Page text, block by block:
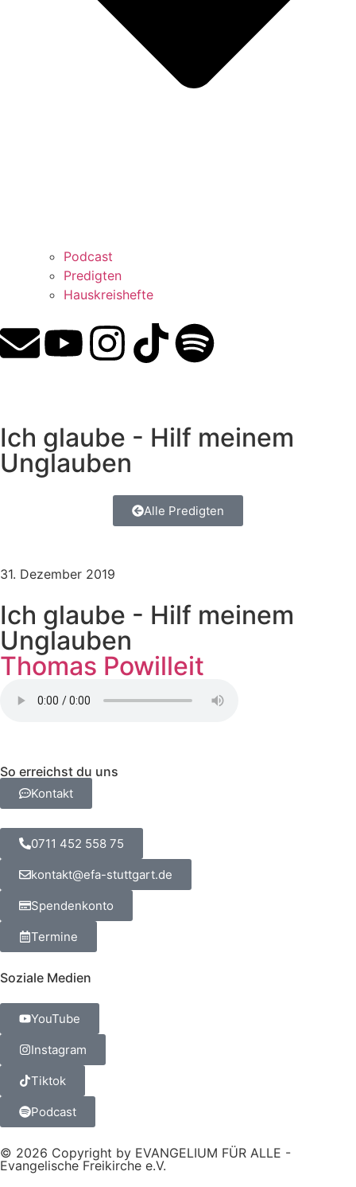
Podcast
Predigten
Hauskreishefte
Ich glaube - Hilf meinem
Unglauben
Alle Predigten
31. Dezember 2019
Ich glaube - Hilf meinem
Unglauben
Thomas Powilleit
So erreichst du uns
Kontakt
0711 452 558 75
kontakt@efa-stuttgart.de
Spendenkonto
Termine
Soziale Medien
YouTube
Instagram
Tiktok
Podcast
© 2026 Copyright by EVANGELIUM FÜR ALLE -
Evangelische Freikirche e.V.